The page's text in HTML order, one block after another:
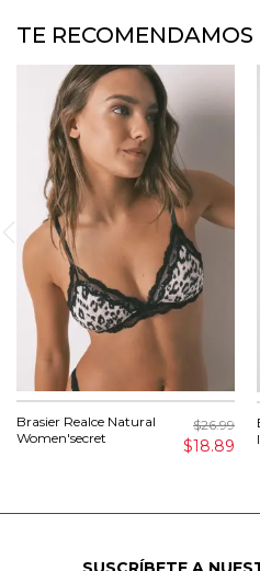
TE RECOMENDAMOS
Brasier Realce Natural
Women'secret
$26.99
$18.89